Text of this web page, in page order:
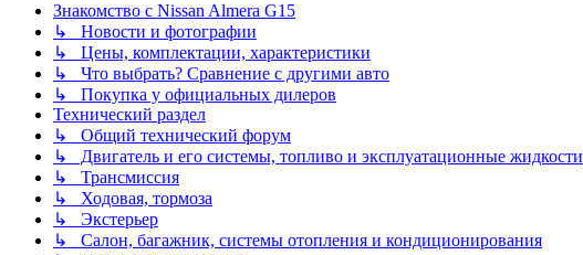
Знакомство с Nissan Almera G15
↳ Новости и фотографии
↳ Цены, комплектации, характеристики
↳ Что выбрать? Сравнение с другими авто
↳ Покупка у официальных дилеров
Технический раздел
↳ Общий технический форум
↳ Двигатель и его системы, топливо и эксплуатационные жидкости
↳ Трансмиссия
↳ Ходовая, тормоза
↳ Экстерьер
↳ Салон, багажник, системы отопления и кондиционирования